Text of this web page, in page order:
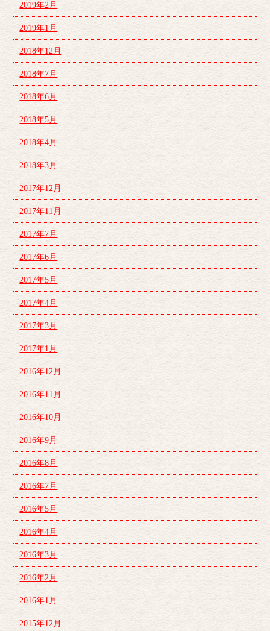
2019年2月
2019年1月
2018年12月
2018年7月
2018年6月
2018年5月
2018年4月
2018年3月
2017年12月
2017年11月
2017年7月
2017年6月
2017年5月
2017年4月
2017年3月
2017年1月
2016年12月
2016年11月
2016年10月
2016年9月
2016年8月
2016年7月
2016年5月
2016年4月
2016年3月
2016年2月
2016年1月
2015年12月